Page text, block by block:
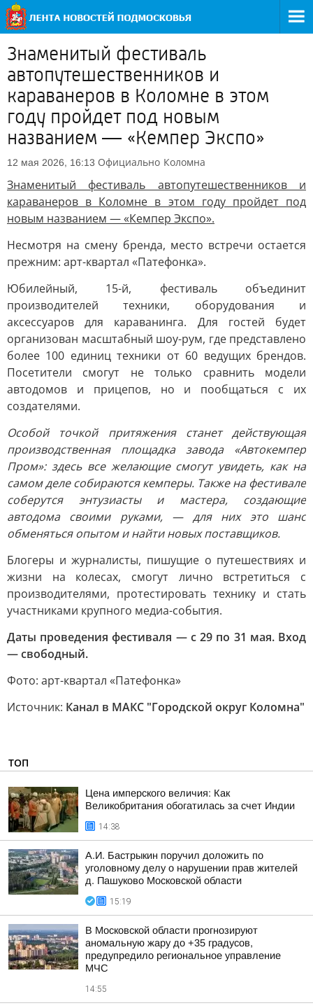
Знаменитый фестиваль
автопутешественников и
караванеров в Коломне в этом
году пройдет под новым
названием — «Кемпер Экспо»
12 мая 2026, 16:13 Официально Коломна
Знаменитый фестиваль автопутешественников и
караванеров в Коломне в этом году пройдет под
новым названием — «Кемпер Экспо».
Несмотря на смену бренда, место встречи остается
прежним: арт-квартал «Патефонка».
Юбилейный, 15-й, фестиваль объединит
производителей техники, оборудования и
аксессуаров для караванинга. Для гостей будет
организован масштабный шоу-рум, где представлено
более 100 единиц техники от 60 ведущих брендов.
Посетители смогут не только сравнить модели
автодомов и прицепов, но и пообщаться с их
создателями.
Особой точкой притяжения станет действующая
производственная площадка завода «Автокемпер
Пром»: здесь все желающие смогут увидеть, как на
самом деле собираются кемперы. Также на фестивале
соберутся энтузиасты и мастера, создающие
автодома своими руками, — для них это шанс
обменяться опытом и найти новых поставщиков.
Блогеры и журналисты, пишущие о путешествиях и
жизни на колесах, смогут лично встретиться с
производителями, протестировать технику и стать
участниками крупного медиа-события.
Даты проведения фестиваля — с 29 по 31 мая. Вход
— свободный.
Фото: арт-квартал «Патефонка»
Источник: Канал в МАКС "Городской округ Коломна"
ТОП
Цена имперского величия: Как
Великобритания обогатилась за счет Индии
14:38
А.И. Бастрыкин поручил доложить по
уголовному делу о нарушении прав жителей
д. Пашуково Московской области
15:19
В Московской области прогнозируют
аномальную жару до +35 градусов,
предупредило региональное управление
МЧС
14:55